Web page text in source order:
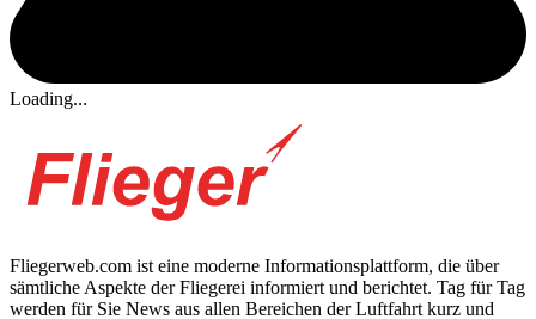
Loading...
Fliegerweb.com ist eine moderne Informationsplattform, die über
sämtliche Aspekte der Fliegerei informiert und berichtet. Tag für Tag
werden für Sie News aus allen Bereichen der Luftfahrt kurz und